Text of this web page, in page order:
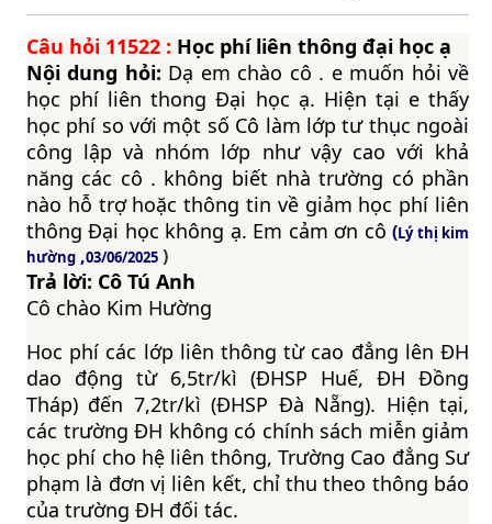
Câu hỏi 11522 : Học phí liên thông đại học ạ
Nội dung hỏi: Dạ em chào cô . e muốn hỏi về
học phí liên thong Đại học ạ. Hiện tại e thấy
học phí so với một số Cô làm lớp tư thục ngoài
công lập và nhóm lớp như vậy cao với khả
năng các cô . không biết nhà trường có phần
nào hỗ trợ hoặc thông tin về giảm học phí liên
thông Đại học không ạ. Em cảm ơn cô(Lý thị kim
hường ,03/06/2025 )
Trả lời: Cô Tú Anh
Cô chào Kim Hường
Hoc phí các lớp liên thông từ cao đẳng lên ĐH
dao động từ 6,5tr/kì (ĐHSP Huế, ĐH Đồng
Tháp) đến 7,2tr/kì (ĐHSP Đà Nẵng). Hiện tại,
các trường ĐH không có chính sách miễn giảm
học phí cho hệ liên thông, Trường Cao đẳng Sư
phạm là đơn vị liên kết, chỉ thu theo thông báo
của trường ĐH đối tác.